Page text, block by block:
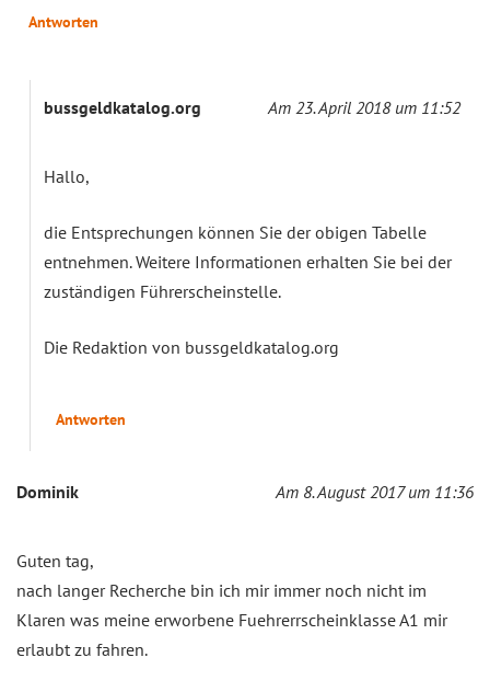
Antworten
bussgeldkatalog.org Am 23. April 2018 um 11:52
Hallo,
die Entsprechungen können Sie der obigen Tabelle
entnehmen. Weitere Informationen erhalten Sie bei der
zuständigen Führerscheinstelle.
Die Redaktion von bussgeldkatalog.org
Antworten
Dominik Am 8. August 2017 um 11:36
Guten tag,
nach langer Recherche bin ich mir immer noch nicht im
Klaren was meine erworbene Fuehrerrscheinklasse A1 mir
erlaubt zu fahren.